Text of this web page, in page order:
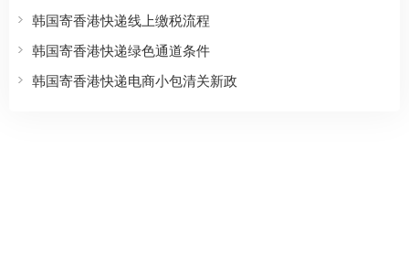
韩国寄香港快递线上缴税流程
韩国寄香港快递绿色通道条件
韩国寄香港快递电商小包清关新政